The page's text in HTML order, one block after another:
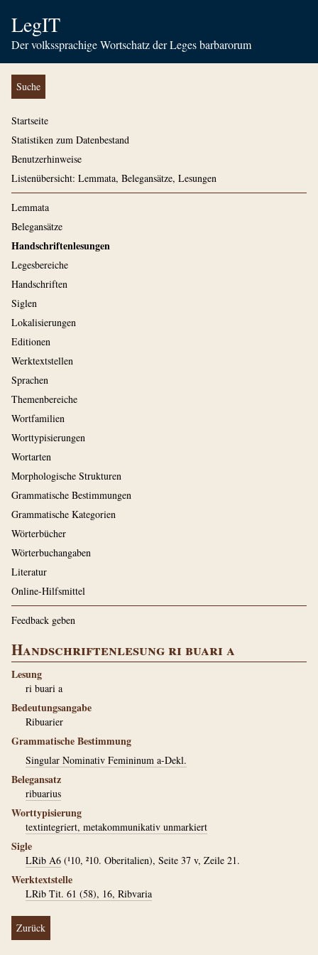
LegIT
Der volkssprachige Wortschatz der Leges barbarorum
Suche
Startseite
Statistiken zum Datenbestand
Benutzerhinweise
Listenübersicht: Lemmata, Belegansätze, Lesungen
Lemmata
Belegansätze
Handschriftenlesungen
Legesbereiche
Handschriften
Siglen
Lokalisierungen
Editionen
Werktextstellen
Sprachen
Themenbereiche
Wortfamilien
Worttypisierungen
Wortarten
Morphologische Strukturen
Grammatische Bestimmungen
Grammatische Kategorien
Wörterbücher
Wörterbuchangaben
Literatur
Online-Hilfsmittel
Feedback geben
Handschriftenlesung ri buari a
Lesung
ri buari a
Bedeutungsangabe
Ribuarier
Grammatische Bestimmung
Singular Nominativ Femininum a-Dekl.
Belegansatz
ribuarius
Worttypisierung
textintegriert, metakommunikativ unmarkiert
Sigle
LRib A6 (¹10, ²10. Oberitalien), Seite 37 v, Zeile 21.
Werktextstelle
LRib Tit. 61 (58), 16, Ribvaria
Zurück